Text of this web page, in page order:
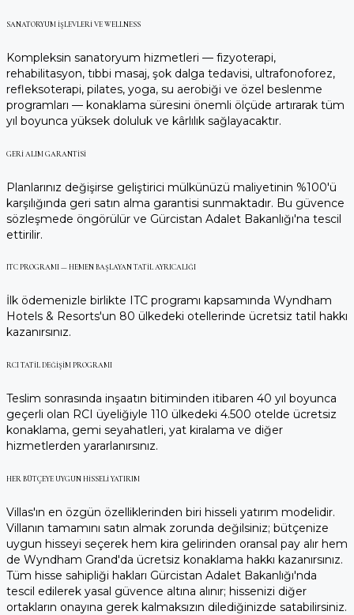
SANATORYUM İŞLEVLERI VE WELLNESS
Kompleksin sanatoryum hizmetleri — fizyoterapi,
rehabilitasyon, tıbbi masaj, şok dalga tedavisi, ultrafonoforez,
refleksoterapi, pilates, yoga, su aerobiği ve özel beslenme
programları — konaklama süresini önemli ölçüde artırarak tüm
yıl boyunca yüksek doluluk ve kârlılık sağlayacaktır.
GERI ALIM GARANTISI
Planlarınız değişirse geliştirici mülkünüzü maliyetinin %100'ü
karşılığında geri satın alma garantisi sunmaktadır. Bu güvence
sözleşmede öngörülür ve Gürcistan Adalet Bakanlığı'na tescil
ettirilir.
ITC PROGRAMI — HEMEN BAŞLAYAN TATIL AYRICALIĞI
İlk ödemenizle birlikte ITC programı kapsamında Wyndham
Hotels & Resorts'un 80 ülkedeki otellerinde ücretsiz tatil hakkı
kazanırsınız.
RCI TATIL DEĞIŞIM PROGRAMI
Teslim sonrasında inşaatın bitiminden itibaren 40 yıl boyunca
geçerli olan RCI üyeliğiyle 110 ülkedeki 4.500 otelde ücretsiz
konaklama, gemi seyahatleri, yat kiralama ve diğer
hizmetlerden yararlanırsınız.
HER BÜTÇEYE UYGUN HISSELI YATIRIM
Villas'ın en özgün özelliklerinden biri hisseli yatırım modelidir.
Villanın tamamını satın almak zorunda değilsiniz; bütçenize
uygun hisseyi seçerek hem kira gelirinden oransal pay alır hem
de Wyndham Grand'da ücretsiz konaklama hakkı kazanırsınız.
Tüm hisse sahipliği hakları Gürcistan Adalet Bakanlığı'nda
tescil edilerek yasal güvence altına alınır; hissenizi diğer
ortakların onayına gerek kalmaksızın dilediğinizde satabilirsiniz.